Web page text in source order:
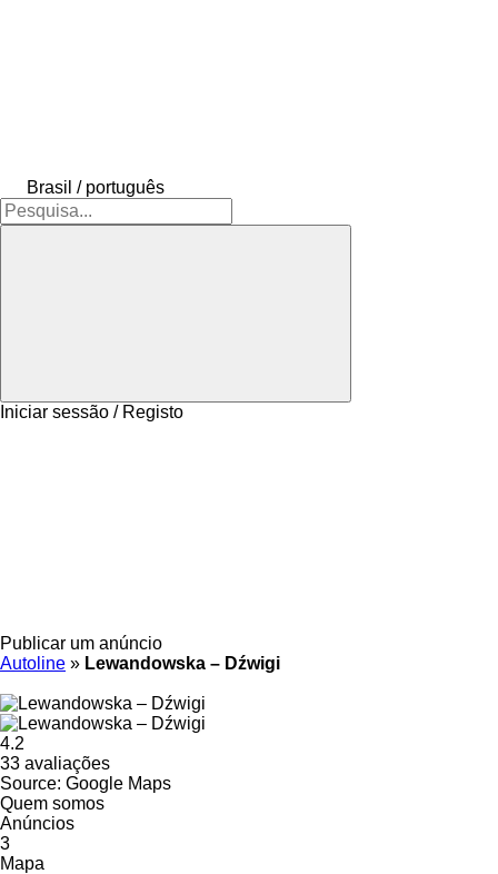
Brasil / português
Iniciar sessão / Registo
Publicar um anúncio
Autoline » Lewandowska – Dźwigi
4.2
33 avaliações
Source: Google Maps
Quem somos
Anúncios
3
Mapa